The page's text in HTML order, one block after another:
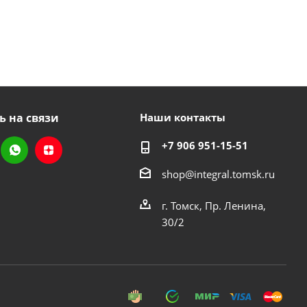
на связи Наши контакты
+7 906 951-15-51
shop@integral.tomsk.ru
г. Томск, Пр. Ленина,
30/2